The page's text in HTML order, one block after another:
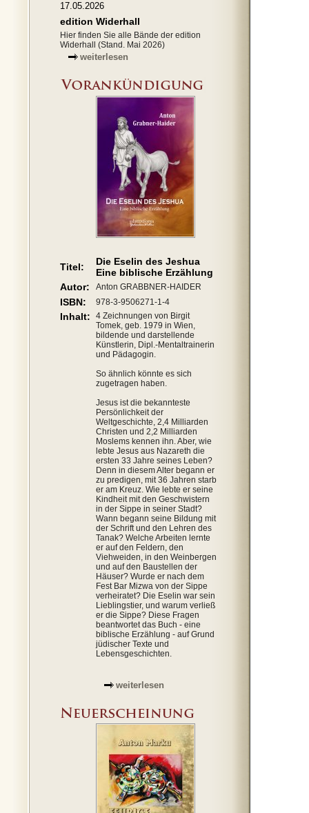
17.05.2026
edition Widerhall
Hier finden Sie alle Bände der edition
Widerhall (Stand. Mai 2026)
weiterlesen
Titel:
Die Eselin des Jeshua
Eine biblische Erzählung
Autor:
Anton GRABBNER-HAIDER
ISBN: 978-3-9506271-1-4
Inhalt:
4 Zeichnungen von Birgit
Tomek, geb. 1979 in Wien,
bildende und darstellende
Künstlerin, Dipl.-Mentaltrainerin
und Pädagogin.
So ähnlich könnte es sich
zugetragen haben.
Jesus ist die bekannteste
Persönlichkeit der
Weltgeschichte, 2,4 Milliarden
Christen und 2,2 Milliarden
Moslems kennen ihn. Aber, wie
lebte Jesus aus Nazareth die
ersten 33 Jahre seines Leben?
Denn in diesem Alter begann er
zu predigen, mit 36 Jahren starb
er am Kreuz. Wie lebte er seine
Kindheit mit den Geschwistern
in der Sippe in seiner Stadt?
Wann begann seine Bildung mit
der Schrift und den Lehren des
Tanak? Welche Arbeiten lernte
er auf den Feldern, den
Viehweiden, in den Weinbergen
und auf den Baustellen der
Häuser? Wurde er nach dem
Fest Bar Mizwa von der Sippe
verheiratet? Die Eselin war sein
Lieblingstier, und warum verließ
er die Sippe? Diese Fragen
beantwortet das Buch - eine
biblische Erzählung - auf Grund
jüdischer Texte und
Lebensgeschichten.
weiterlesen